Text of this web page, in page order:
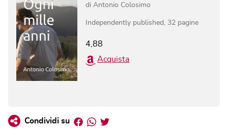
di Antonio Colosimo
Independently published 32 pagine
4,88
Acquista
Condividi su Facebook
Whatsapp
Twitter